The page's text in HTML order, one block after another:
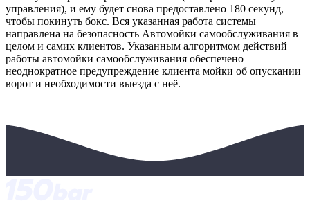
управления), и ему будет снова предоставлено 180 секунд,
чтобы покинуть бокс. Вся указанная работа системы
направлена на безопасность Автомойки самообслуживания в
целом и самих клиентов. Указанным алгоритмом действий
работы автомойки самообслуживания обеспечено
неоднократное предупреждение клиента мойки об опускании
ворот и необходимости выезда с неё.